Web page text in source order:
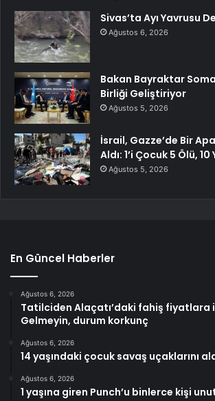
Sivas’ta Ayı Yavrusu
Ağustos 6, 2026
Bakan Bayraktar
Birliği Geliştiriyor
Ağustos 5, 2026
İsrail, Gazze’de Bir
Aldı: 1’i Çocuk 5 Ölü, 10
Ağustos 5, 2026
En Güncel Haberler
Ağustos 6, 2026
Tatilciden Alaçatı’daki fahiş fiyatlara
Gelmeyin, durum korkunç
Ağustos 6, 2026
14 yaşındaki çocuk savaş uçaklarını
Ağustos 6, 2026
1 yaşına giren Punch’u binlerce kişi